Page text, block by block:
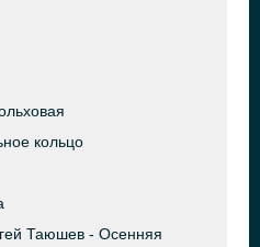
кольцо
Таюшев - Осенняя